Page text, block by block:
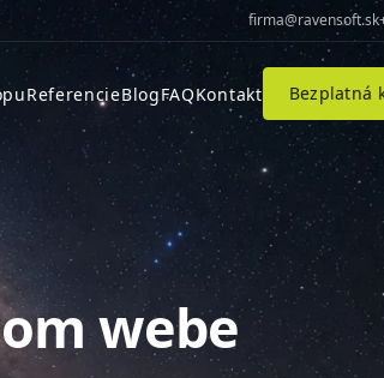
firma@ravensoft.sk
ReferencieBlogFAQKontakt Bezplatná
webe